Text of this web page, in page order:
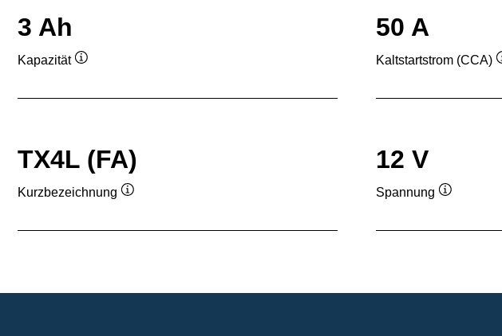
3 Ah
Kapazität
50 A
Kaltstartstrom (CCA)
TX4L (FA)
Kurzbezeichnung
12 V
Spannung